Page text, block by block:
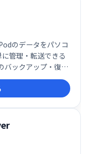
のデータをパソコ
管理・転送できる
バックアップ・復
成など、多彩な機能
識がなくてもスム
期を気にせず、自由
を実現します。